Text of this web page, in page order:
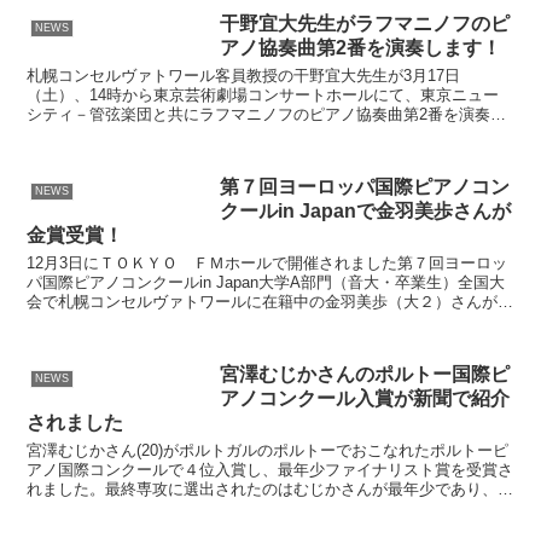
NEWS
干野宜大先生がラフマニノフのピ
アノ協奏曲第2番を演奏します！
札幌コンセルヴァトワール客員教授の干野宜大先生が3月17日
（土）、14時から東京芸術劇場コンサートホールにて、東京ニュー
シティ－管弦楽団と共にラフマニノフのピアノ協奏曲第2番を演奏し
NEWS
第７回ヨーロッパ国際ピアノコン
クールin Japanで金羽美歩さんが
金賞受賞！
12月3日にＴＯＫＹＯ ＦＭホールで開催されました第７回ヨーロッ
パ国際ピアノコンクールin Japan大学A部門（音大・卒業生）全国大
会で札幌コンセルヴァトワールに在籍中の金羽美歩（大２）さんが金
NEWS
宮澤むじかさんのポルトー国際ピ
アノコンクール入賞が新聞で紹介
されました
宮澤むじかさん(20)がポルトガルのポルトーでおこなれたポルトーピ
アノ国際コンクールで４位入賞し、最年少ファイナリスト賞を受賞さ
れました。最終専攻に選出されたのはむじかさんが最年少であり、女